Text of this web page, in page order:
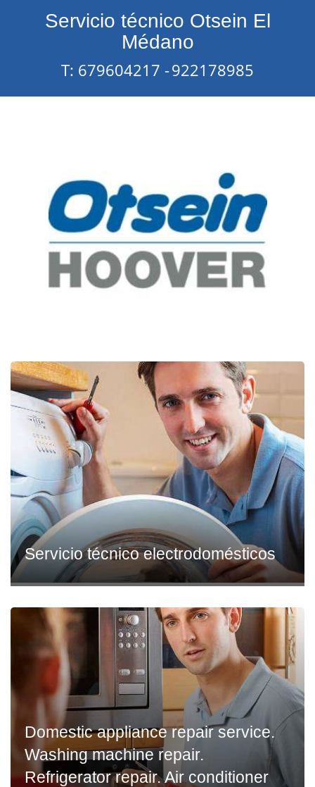
Servicio técnico Otsein El
Médano
T: 679604217 -922178985
Servicio técnico electrodomésticos
Domestic appliance repair service.
Washing machine repair.
Refrigerator repair. Air conditioner